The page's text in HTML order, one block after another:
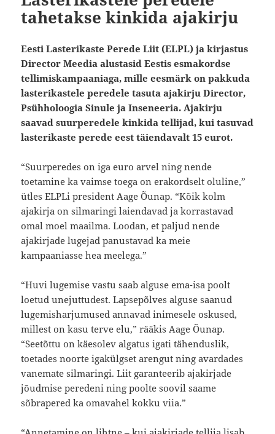
tahetakse kinkida ajakirju
Eesti Lasterikaste Perede Liit (ELPL) ja kirjastus
Director Meedia alustasid Eestis esmakordse
tellimiskampaaniaga, mille eesmärk on pakkuda
lasterikastele peredele tasuta ajakirju Director,
Psühholoogia Sinule ja Inseneeria. Ajakirju
saavad suurperedele kinkida tellijad, kui tasuvad
lasterikaste perede eest täiendavalt 15 eurot.
“Suurperedes on iga euro arvel ning nende
toetamine ka vaimse toega on erakordselt oluline,”
ütles ELPLi president Aage Õunap. “Kõik kolm
ajakirja on silmaringi laiendavad ja korrastavad
omal moel maailma. Loodan, et paljud nende
ajakirjade lugejad panustavad ka meie
kampaaniasse hea meelega.”
“Huvi lugemise vastu saab alguse ema-isa poolt
loetud unejuttudest. Lapsepõlves alguse saanud
lugemisharjumused annavad inimesele oskused,
millest on kasu terve elu,” rääkis Aage Õunap.
“Seetõttu on käesolev algatus igati tähenduslik,
toetades noorte igakülgset arengut ning avardades
vanemate silmaringi. Liit garanteerib ajakirjade
jõudmise peredeni ning poolte soovil saame
sõbrapered ka omavahel kokku viia.”